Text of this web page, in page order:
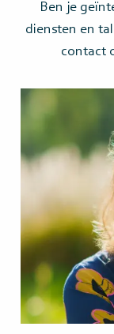
Ben je
diensten en
contact
meer>